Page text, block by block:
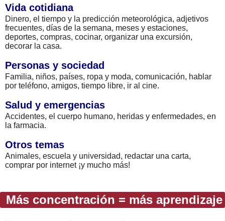
Vida cotidiana
Dinero, el tiempo y la predicción meteorológica, adjetivos
frecuentes, días de la semana, meses y estaciones,
deportes, compras, cocinar, organizar una excursión,
decorar la casa.
Personas y sociedad
Familia, niños, países, ropa y moda, comunicación, hablar
por teléfono, amigos, tiempo libre, ir al cine.
Salud y emergencias
Accidentes, el cuerpo humano, heridas y enfermedades, en
la farmacia.
Otros temas
Animales, escuela y universidad, redactar una carta,
comprar por internet ¡y mucho más!
Más concentración = más aprendizaje